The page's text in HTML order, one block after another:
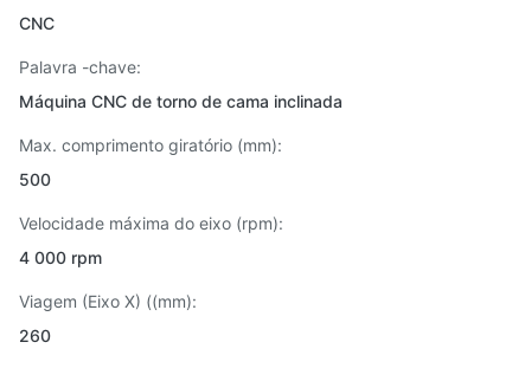
CNC
Palavra -chave:
Máquina CNC de torno de cama inclinada
Max. comprimento giratório (mm):
500
Velocidade máxima do eixo (rpm):
4 000 rpm
Viagem (Eixo X) ((mm):
260